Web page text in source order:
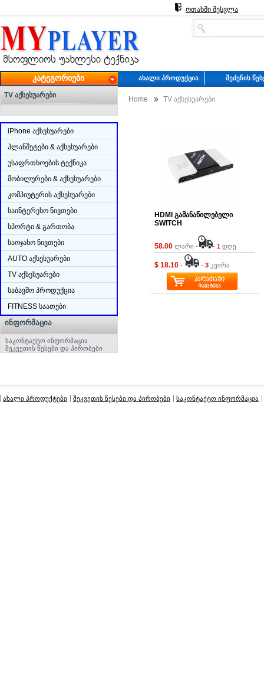
ოთახში შესვლა
ᲙᲐᲢᲔᲒᲝᲠᲘᲔᲑᲘ ᲐᲮᲐᲚᲘ ᲞᲠᲝᲓᲣᲥᲪᲘᲐ ᲨᲔᲫᲔᲜᲘᲡ
TV ᲐᲥᲡᲔᲡᲣᲐᲠᲔᲑᲘ
iPhone აქსესუარები
პლანშეტები & აქსესუარები
უსაფრთხოების ტექნიკა
მობილურები & აქსესუარები
კომპიუტერის აქსესუარები
საინტერესო ნივთები
სპორტი & გართობა
საოჯახო ნივთები
AUTO აქსესუარები
TV აქსესუარები
საბავშო პროდუქცია
FITNESS საათები
ᲘᲜᲤᲝᲠᲛᲐᲪᲘᲐ
საკონტაქტო ინფორმაცია
შეკვეთის წესები და პირობები
Home TV აქსესუარები
HDMI გამანაწილებელი
SWITCH
58.00 ლარი - - 1 დღე
$ 18.10 - - 3 კვირა
ახალი პროდუქტები შეკვეთის წესები და პირობები საკონტაქტო ინფორმაცია